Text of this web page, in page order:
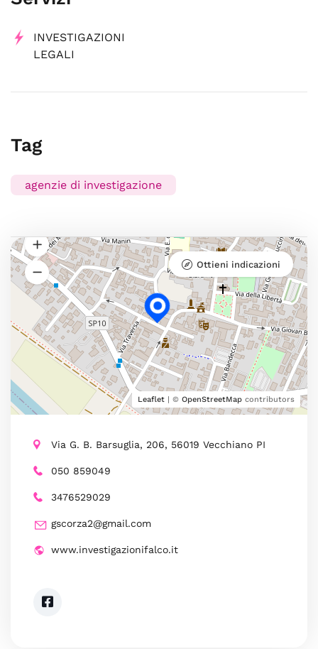
INVESTIGAZIONI
LEGALI
Tag
agenzie di investigazione
Leaflet | © OpenStreetMap contributors
Ottieni indicazioni
Via G. B. Barsuglia, 206, 56019 Vecchiano PI
050 859049
3476529029
gscorza2@gmail.com
www.investigazionifalco.it